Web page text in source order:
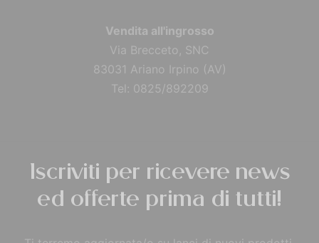
Vendita all'ingrosso
Via Brecceto, SNC
83031 Ariano Irpino (AV)
Tel: 0825/892209
Iscriviti per ricevere news
ed offerte prima di tutti!